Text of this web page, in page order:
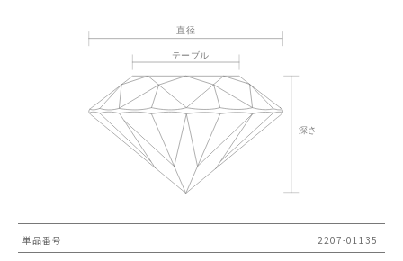
単品番号 2207-01135